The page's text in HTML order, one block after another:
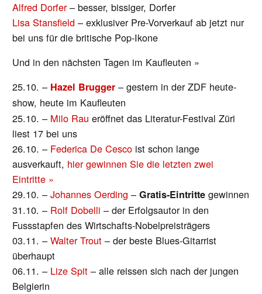
Alfred Dorfer– besser, bissiger, Dorfer
Lisa Stansfield – exklusiver Pre-Vorverkauf ab jetzt nur
bei uns für die britische Pop-Ikone
Und in den nächsten Tagen im Kaufleuten »
25.10. – Hazel Brugger – gestern in der ZDF heute-
show, heute im Kaufleuten
25.10. – Milo Rau eröffnet das Literatur-Festival Züri
liest 17 bei uns
26.10. – Federica De Cesco ist schon lange
ausverkauft, hier gewinnen Sie die letzten zwei
Eintritte »
29.10. –Johannes Oerding –Gratis-Eintritte gewinnen
31.10. – Rolf Dobelli – der Erfolgsautor in den
Fussstapfen des Wirtschafts-Nobelpreisträgers
03.11. –Walter Trout – der beste Blues-Gitarrist
überhaupt
06.11. – Lize Spit – alle reissen sich nach der jungen
Belgierin